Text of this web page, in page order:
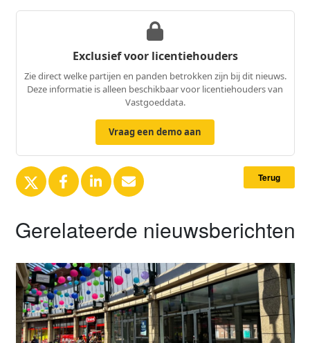
Exclusief voor licentiehouders
Zie direct welke partijen en panden betrokken zijn bij dit nieuws.
Deze informatie is alleen beschikbaar voor licentiehouders van
Vastgoeddata.
Vraag een demo aan
Terug
Gerelateerde nieuwsberichten